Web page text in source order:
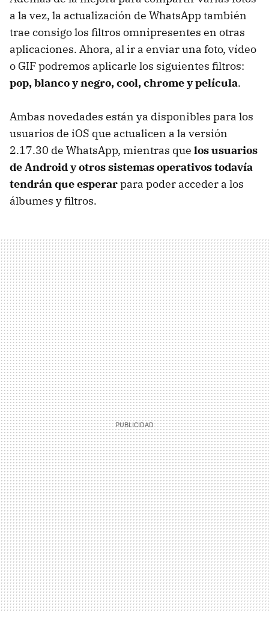
a la vez, la actualización de WhatsApp también
trae consigo los filtros omnipresentes en otras
aplicaciones. Ahora, al ir a enviar una foto, vídeo
o GIF podremos aplicarle los siguientes filtros:
pop, blanco y negro, cool, chrome y película.
Ambas novedades están ya disponibles para los
usuarios de iOS que actualicen a la versión
2.17.30 de WhatsApp, mientras que los usuarios
de Android y otros sistemas operativos todavía
tendrán que esperarpara poder acceder a los
álbumes y filtros.